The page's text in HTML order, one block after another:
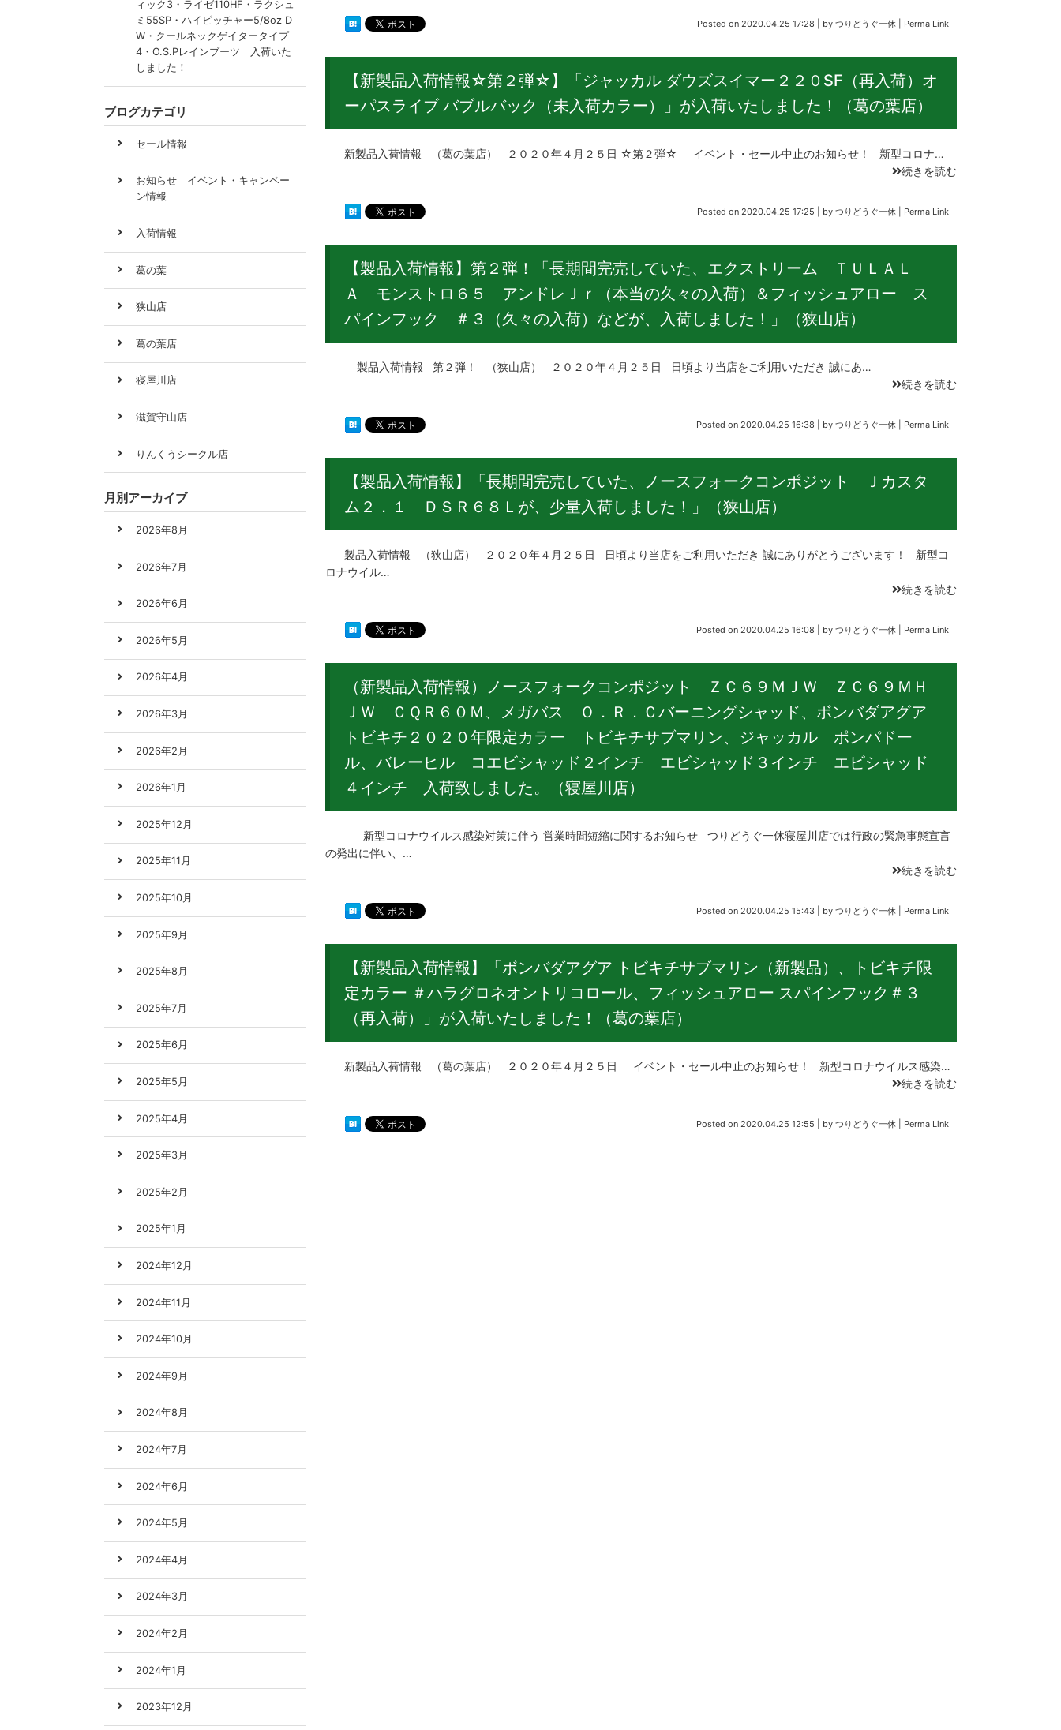
Posted on 2020.04.25 17:28 by つりどうぐ一休 Perma Link
【新製品入荷情報☆第２弾☆】「ジャッカル ダウズスイマー２２０SF（再入荷）オ
ーパスライブ バブルバック（未入荷カラー）」が入荷いたしました！（葛の葉店）
新製品入荷情報 （葛の葉店） ２０２０年４月２５日 ☆第２弾☆ イベント・セール中止のお知らせ！ 新型コロナ…
続きを読む
Posted on 2020.04.25 17:25 by つりどうぐ一休 Perma Link
【製品入荷情報】第２弾！「長期間完売していた、エクストリーム ＴＵＬＡＬ
Ａ モンストロ６５ アンドレＪｒ（本当の久々の入荷）＆フィッシュアロー ス
パインフック ＃３（久々の入荷）などが、入荷しました！」（狭山店）
製品入荷情報 第２弾！ （狭山店） ２０２０年４月２５日 日頃より当店をご利用いただき 誠にあ…
続きを読む
Posted on 2020.04.25 16:38 by つりどうぐ一休 Perma Link
【製品入荷情報】「長期間完売していた、ノースフォークコンポジット Ｊカスタ
ム２．１ ＤＳＲ６８Ｌが、少量入荷しました！」（狭山店）
製品入荷情報 （狭山店） ２０２０年４月２５日 日頃より当店をご利用いただき 誠にありがとうございます！ 新型コ
ロナウイル…
続きを読む
Posted on 2020.04.25 16:08 by つりどうぐ一休 Perma Link
（新製品入荷情報）ノースフォークコンポジット ＺＣ６９ＭＪＷ ＺＣ６９ＭＨ
ＪＷ ＣＱＲ６０Ｍ、メガバス Ｏ．Ｒ．Ｃバーニングシャッド、ボンバダアグア
トビキチ２０２０年限定カラー トビキチサブマリン、ジャッカル ポンパドー
ル、バレーヒル コエビシャッド２インチ エビシャッド３インチ エビシャッド
４インチ 入荷致しました。（寝屋川店）
新型コロナウイルス感染対策に伴う 営業時間短縮に関するお知らせ つりどうぐ一休寝屋川店では行政の緊急事態宣言
の発出に伴い、…
続きを読む
Posted on 2020.04.25 15:43 by つりどうぐ一休 Perma Link
【新製品入荷情報】「ボンバダアグア トビキチサブマリン（新製品）、トビキチ限
定カラー ＃ハラグロネオントリコロール、フィッシュアロー スパインフック＃３
（再入荷）」が入荷いたしました！（葛の葉店）
新製品入荷情報 （葛の葉店） ２０２０年４月２５日 イベント・セール中止のお知らせ！ 新型コロナウイルス感染…
続きを読む
Posted on 2020.04.25 12:55 by つりどうぐ一休 Perma Link
ィック3・ライゼ110HF・ラクシュ
ミ55SP・ハイピッチャー5/8oz D
W・クールネックゲイタータイプ
4・O.S.Pレインブーツ 入荷いた
しました！
ブログカテゴリ
セール情報
お知らせ イベント・キャンペー
ン情報
入荷情報
葛の葉
狭山店
葛の葉店
寝屋川店
滋賀守山店
りんくうシークル店
月別アーカイブ
2026年8月
2026年7月
2026年6月
2026年5月
2026年4月
2026年3月
2026年2月
2026年1月
2025年12月
2025年11月
2025年10月
2025年9月
2025年8月
2025年7月
2025年6月
2025年5月
2025年4月
2025年3月
2025年2月
2025年1月
2024年12月
2024年11月
2024年10月
2024年9月
2024年8月
2024年7月
2024年6月
2024年5月
2024年4月
2024年3月
2024年2月
2024年1月
2023年12月